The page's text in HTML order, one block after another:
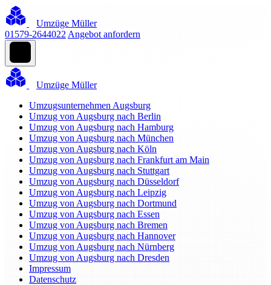
Umzüge Müller
01579-2644022 Angebot anfordern
Umzüge Müller
Umzugsunternehmen Augsburg
Umzug von Augsburg nach Berlin
Umzug von Augsburg nach Hamburg
Umzug von Augsburg nach München
Umzug von Augsburg nach Köln
Umzug von Augsburg nach Frankfurt am Main
Umzug von Augsburg nach Stuttgart
Umzug von Augsburg nach Düsseldorf
Umzug von Augsburg nach Leipzig
Umzug von Augsburg nach Dortmund
Umzug von Augsburg nach Essen
Umzug von Augsburg nach Bremen
Umzug von Augsburg nach Hannover
Umzug von Augsburg nach Nürnberg
Umzug von Augsburg nach Dresden
Impressum
Datenschutz